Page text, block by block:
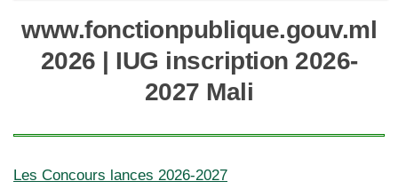
www.fonctionpublique.gouv.ml
2026 | IUG inscription 2026-
2027 Mali
Les Concours lances 2026-2027